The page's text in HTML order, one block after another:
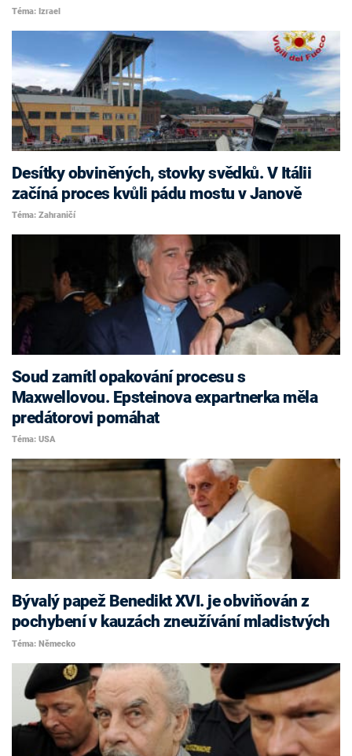
Téma: Izrael
Desítky obviněných, stovky svědků. V Itálii
začíná proces kvůli pádu mostu v Janově
Téma: Zahraničí
Soud zamítl opakování procesu s
Maxwellovou. Epsteinova expartnerka měla
predátorovi pomáhat
Téma: USA
Bývalý papež Benedikt XVI. je obviňován z
pochybení v kauzách zneužívání mladistvých
Téma: Německo